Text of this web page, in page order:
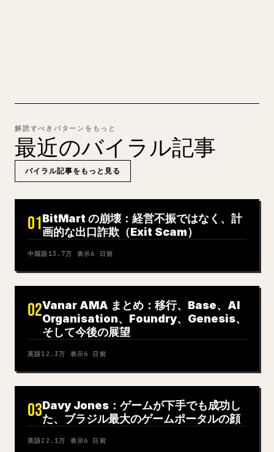
解読すべきパターンをもっと
最近のバイラル記事
バイラル記事をもっと見る
01BitMart の崩壊：経営不振ではなく、計
画的な出口詐欺（Exit Scam）
中国語 13.7万 表示6 日前
02Vanar AMA まとめ：移行、Base、AI
Organisation、Foundry、Genesis、
そして今後の展望
英語12.3万 表示6 日前
03Davy Jones：ゲームが下手でも成功し
た、ブラジル最大のゲームポータルの顔
英語22.1万 表示6 日前